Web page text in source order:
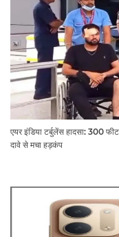
एयर इंडिया टर्बुलेंस हादसा: 300
दावे से मचा हड़कंप